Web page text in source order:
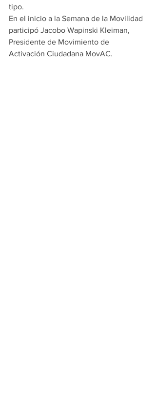
tipo.
En el inicio a la Semana de la Movilidad
participó Jacobo Wapinski Kleiman,
Presidente de Movimiento de
Activación Ciudadana MovAC.